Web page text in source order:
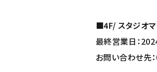
■4F/ スタジオ
最終営業日：
お問い合わせ先